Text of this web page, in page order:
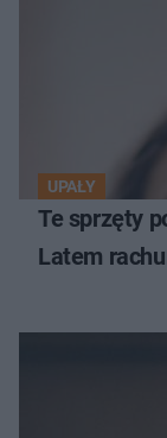
UPAŁY
Te sprzęty
Latem